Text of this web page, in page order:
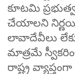
కూటమి
చేయాలని
లావాదేవీలు
మాత్రమే
రాష్ట్ర